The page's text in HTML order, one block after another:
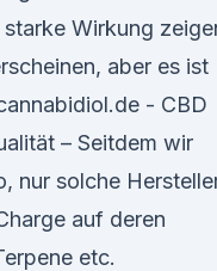
Wirkung
aber es ist
- CBD
– Seitdem wir
nur solche
auf deren
etc.